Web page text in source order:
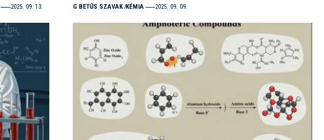
2025. 09. 13. G BETŰS SZAVAK KÉMIA 2025. 09. 09.